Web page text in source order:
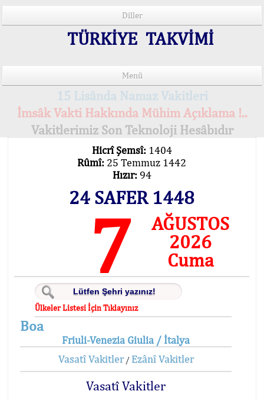
Diller
TÜRKİYE TAKVİMİ
Menü
15 Lisânda Namaz Vakitleri
İmsâk Vakti Hakkında Mühim Açıklama !..
Vakitlerimiz Son Teknoloji Hesâbıdır
Hicrî Şemsî: 1404
Rûmî: 25 Temmuz 1442
Hızır: 94
24 SAFER 1448
7
AĞUSTOS
2026
Cuma
Ülkeler Listesi İçin Tıklayınız
Boa
Friuli-Venezia Giulia / İtalya
Vasatî Vakitler/ Ezânî Vakitler
Vasatî Vakitler